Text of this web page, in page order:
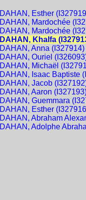
DAHAN, Esther
DAHAN, Mardochée
DAHAN, Mardochée
DAHAN, Khalfa
DAHAN, Anna (I327914)
DAHAN, Ouriel
DAHAN, Michaël
DAHAN, Isaac Baptiste
DAHAN, Jacob
DAHAN, Aaron
DAHAN, Guemmara
DAHAN, Esther
DAHAN, Abraham
DAHAN, Adolphe